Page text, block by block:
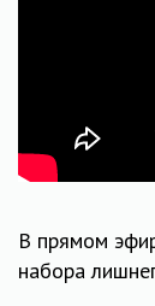
В прямом
набора